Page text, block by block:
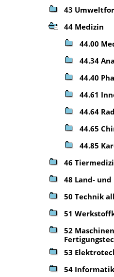
43
44 Medizin
44.00
44.34
44.40
44.61
44.64
44.65
44.85
46
48 Land-
50 Technik
51
52
53
54 Informatik